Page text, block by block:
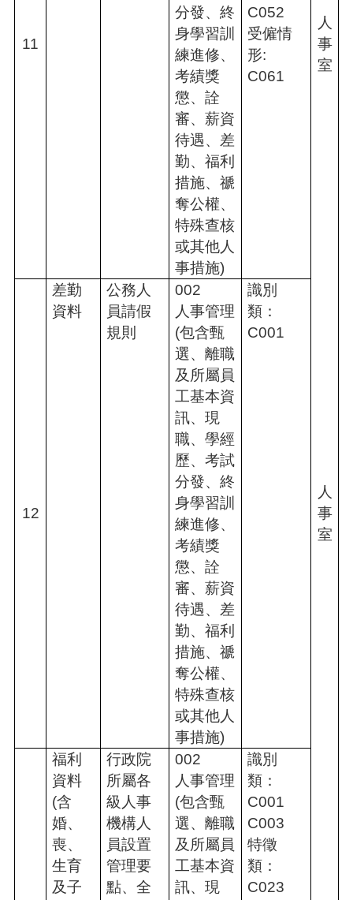
11
分發、終
身學習訓
練進修、
考績獎
懲、詮
審、薪資
待遇、差
勤、福利
措施、禠
奪公權、
特殊查核
或其他人
事措施)
C052
受僱情
形:
C061
人
事
室
12
差勤
資料
公務人
員請假
規則
002
人事管理
(包含甄
選、離職
及所屬員
工基本資
訊、現
職、學經
歷、考試
分發、終
身學習訓
練進修、
考績獎
懲、詮
審、薪資
待遇、差
勤、福利
措施、禠
奪公權、
特殊查核
或其他人
事措施)
識別
類：
C001
人
事
室
福利
資料
(含
婚、
喪、
生育
及子
行政院
所屬各
級人事
機構人
員設置
管理要
點、全
002
人事管理
(包含甄
選、離職
及所屬員
工基本資
訊、現
識別
類：
C001
C003
特徵
類：
C023